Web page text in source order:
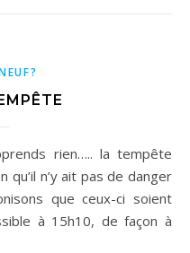
qu’il n’y ait pas de danger
que ceux-ci soient
à 15h10, de façon à